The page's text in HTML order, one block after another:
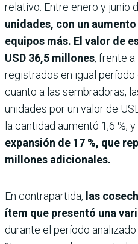
relativo. Entre enero y junio
unidades, con un
equipos más. El valor de
USD 36,5 millones, frente a
registrados en igual
cuanto a las sembradoras,
unidades por un valor de
la cantidad aumentó 1,6 %, y
expansión de 17 %, que
millones adicionales.
En contrapartida, las
ítem que presentó una
durante el período